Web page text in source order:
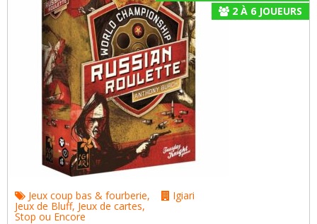
2À 6JOUEURS
Jeux coup bas & fourberie,
Jeux de Bluff, Jeux de cartes,
Stop ou Encore
Igiari